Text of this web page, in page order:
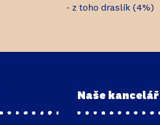
- z toho draslík (4%)
Naše kancelář